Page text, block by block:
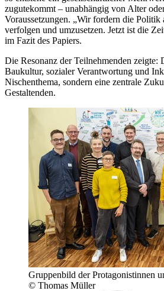
zugutekommt – unabhängig von Alter
Voraussetzungen. „Wir fordern die
verfolgen und umzusetzen. Jetzt ist die
im Fazit des Papiers.
Die Resonanz der Teilnehmenden zeigte:
Baukultur, sozialer Verantwortung und
Nischenthema, sondern eine zentrale
Gestaltenden.
Gruppenbild der Protagonistinnen
© Thomas Müller